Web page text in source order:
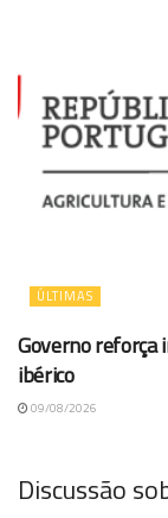
ÚLTIMAS
Governo reforça
ibérico
09/08/2026
Discussão